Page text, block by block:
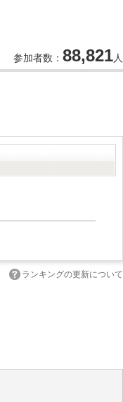
参加者数： 88,821人
ランキングの更新について